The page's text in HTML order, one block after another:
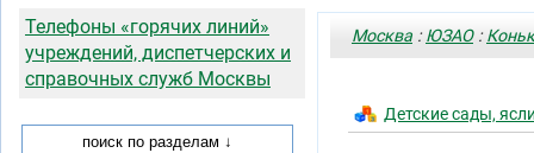
Москва :ЮЗАО:
Детские сады,
Телефоны «горячих линий»
учреждений, диспетчерских и
справочных служб Москвы